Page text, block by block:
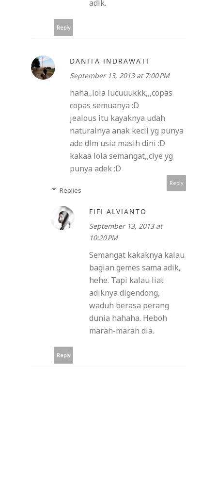
adik.
Reply
DANITA INDRAWATI
September 13, 2013 at 7:00 PM
haha,,lola lucuuukkk,,,copas
copas semuanya :D
jealous itu kayaknya udah
naturalnya anak kecil yg punya
ade dlm usia masih dini :D
kakaa lola semangat,,ciye yg
punya adek :D
Reply
Replies
FIFI ALVIANTO
September 13, 2013 at
10:20 PM
Semangat kakaknya kalau
bagian gemes sama adik,
hehe. Tapi kalau liat
adiknya digendong,
waduh berasa perang
dunia hahaha. Heboh
marah-marah dia.
Reply